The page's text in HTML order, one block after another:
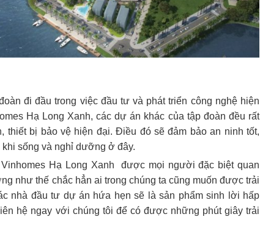
đi đầu trong việc đầu tư và phát triển công nghệ hiện
Hạ Long Xanh, các dự án khác của tập đoàn đều rất
thiết bị bảo vệ hiện đại. Điều đó sẽ đảm bảo an ninh tốt,
sống và nghỉ dưỡng ở đây.
Hạ Long Xanh được mọi người đặc biệt quan
như thế chắc hẳn ai trong chúng ta cũng muốn được trải
nhà đầu tư dự án hứa hẹn sẽ là sản phẩm sinh lời hấp
hệ ngay với chúng tôi để có được những phút giây trải